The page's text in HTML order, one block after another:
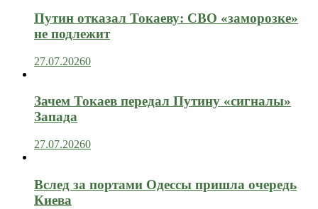
Путин отказал Токаеву: СВО «заморозке»
не подлежит
27.07.20260
Зачем Токаев передал Путину «сигналы»
Запада
27.07.20260
Вслед за портами Одессы пришла очередь
Киева